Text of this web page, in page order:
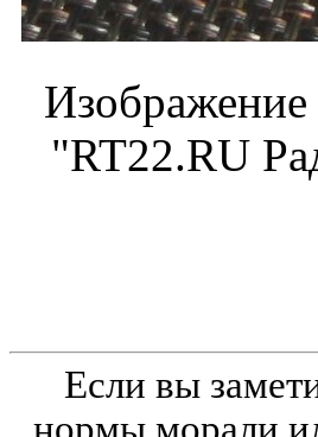
Изображение
"RT22.RU
Если вы